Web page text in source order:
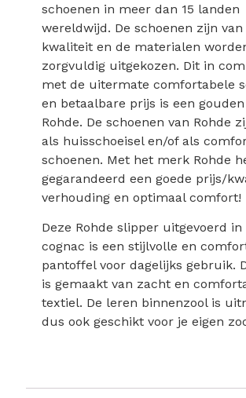
schoenen in meer dan 15 landen
wereldwijd. De schoenen zijn van
kwaliteit en de materialen
zorgvuldig uitgekozen. Dit in
met de uitermate comfortabele
en betaalbare prijs is een
Rohde. De schoenen van Rohde
als huisschoeisel en/of als
schoenen. Met het merk Rohde
gegarandeerd een goede prijs/
verhouding en optimaal comfort!
Deze Rohde slipper uitgevoerd
cognac is een stijlvolle en
pantoffel voor dagelijks gebruik.
is gemaakt van zacht en
textiel. De leren binnenzool is
dus ook geschikt voor je eigen